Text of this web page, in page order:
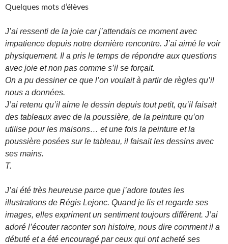
Quelques mots d’élèves
J’ai ressenti de la joie car j’attendais ce moment avec
impatience depuis notre dernière rencontre. J’ai aimé le voir
physiquement. Il a pris le temps de répondre aux questions
avec joie et non pas comme s’il se forçait.
On a pu dessiner ce que l’on voulait à partir de règles qu’il
nous a données.
J’ai retenu qu’il aime le dessin depuis tout petit, qu’il faisait
des tableaux avec de la poussière, de la peinture qu’on
utilise pour les maisons… et une fois la peinture et la
poussière posées sur le tableau, il faisait les dessins avec
ses mains.
T.
J’ai été très heureuse parce que j’adore toutes les
illustrations de Régis Lejonc. Quand je lis et regarde ses
images, elles expriment un sentiment toujours différent. J’ai
adoré l’écouter raconter son histoire, nous dire comment il a
débuté et a été encouragé par ceux qui ont acheté ses